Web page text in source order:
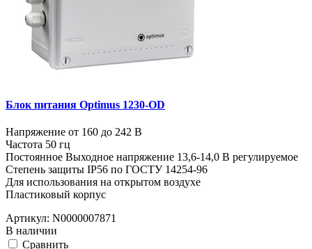
Блок питания Optimus 1230-OD
Напряжение от 160 до 242 В
Частота 50 гц
Постоянное Выходное напряжение 13,6-14,0 В регулируемое
Степень защиты IP56 по ГОСТУ 14254-96
Для использования на открытом воздухе
Пластиковый корпус
Артикул: N0000007871
В наличии
Cравнить